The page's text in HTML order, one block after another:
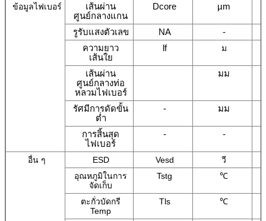
ข้อมูลไฟเบอร์
เส้นผ่าน
ศูนย์กลางแกน
Dcore µm
รูรับแสงตัวเลข NA
-
ความยาว
เส้นใย
lf ม
เส้นผ่าน
ศูนย์กลางท่อ
หลวมไฟเบอร์
มม
รัศมีการดัดขั้น
ต่ำ
- มม
การสิ้นสุด
ไฟเบอร์
- -
อื่น ๆ ESD Vesd
วี
อุณหภูมิในการ
จัดเก็บ
Tstg ℃
ตะกั่วบัดกรี
Temp
Tls ℃